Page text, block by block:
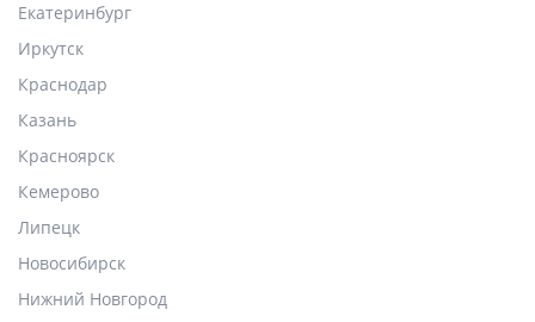
Екатеринбург
Иркутск
Краснодар
Казань
Красноярск
Кемерово
Липецк
Новосибирск
Нижний Новгород